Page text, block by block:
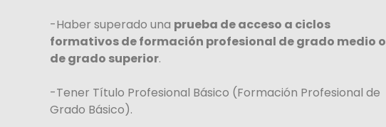
-Haber superado una prueba de acceso a ciclos
formativos de formación profesional de grado medio o
de grado superior.
-Tener Título Profesional Básico (Formación Profesional de
Grado Básico).